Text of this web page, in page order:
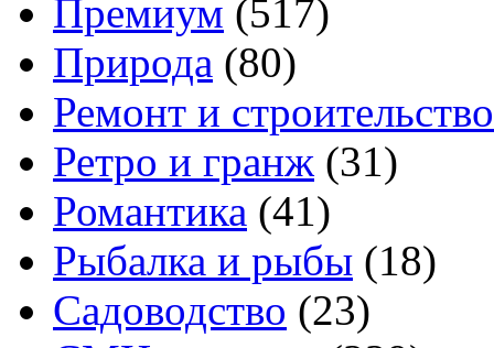
Премиум (517)
Природа (80)
Ремонт и строительство
Ретро и гранж (31)
Романтика (41)
Рыбалка и рыбы (18)
Садоводство (23)